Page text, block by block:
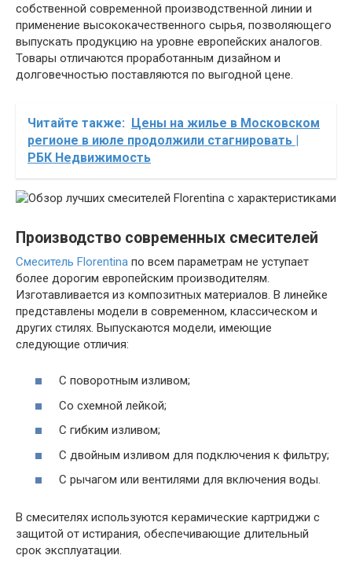
собственной современной производственной линии и
применение высококачественного сырья, позволяющего
выпускать продукцию на уровне европейских аналогов.
Товары отличаются проработанным дизайном и
долговечностью поставляются по выгодной цене.
Читайте также: Цены на жилье в Московском
регионе в июле продолжили стагнировать |
РБК Недвижимость
Производство современных смесителей
Смеситель Florentina по всем параметрам не уступает
более дорогим европейским производителям.
Изготавливается из композитных материалов. В линейке
представлены модели в современном, классическом и
других стилях. Выпускаются модели, имеющие
следующие отличия:
С поворотным изливом;
Со схемной лейкой;
С гибким изливом;
С двойным изливом для подключения к фильтру;
С рычагом или вентилями для включения воды.
В смесителях используются керамические картриджи с
защитой от истирания, обеспечивающие длительный
срок эксплуатации.